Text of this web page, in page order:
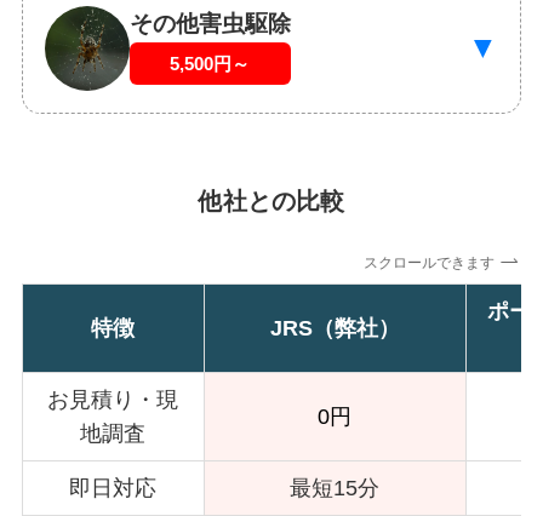
その他害虫駆除
5,500円～ ▼
他社との比較
スクロールできます
特徴 JRS（弊社）
ポー
お見積り・現
地調査
0円
即日対応 最短15分